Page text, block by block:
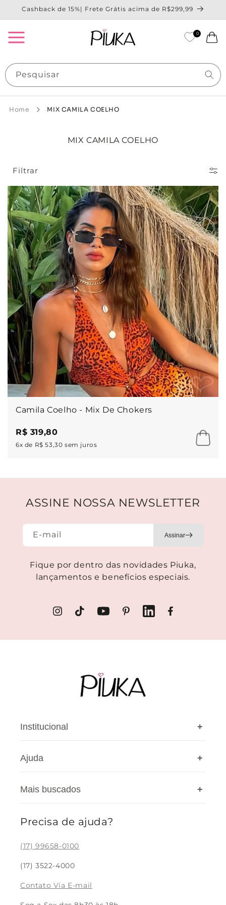
para o
conteúdo
Cashback de 15%| Frete Grátis acima de R$299,99
Pesquisar
0Carrinho
Home MIX CAMILA COELHO
C
Ã
O
:
MIX CAMILA COELHO
Filtrar
Camila Coelho - Mix De Chokers
R$ 319,80
6x de R$ 53,30 sem juros
Institucional +
A Piuka
Privacidade
Blog
Ajuda +
Cashback
Devolução
Rastreio
Trabalhe Conosco
Mais buscados +
Colar Feminino
Pulseira Feminina
Brinco Feminino
Bracelete Feminino
Acessórios
Precisa de ajuda?
(17) 99658-0100
(17) 3522-4000
Contato Via E-mail
ASSINE NOSSA NEWSLETTER
E-mail
Fique por dentro das novidades Piuka,
lançamentos e benefícios especiais.
InstagramTikTok YouTubePinterestLinkedInFacebook